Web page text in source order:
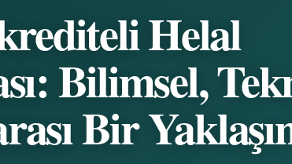
Helal
Bilimsel,
Bir